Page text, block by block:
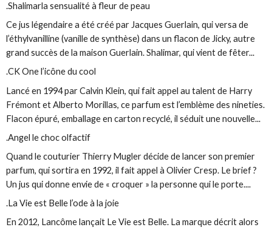
.Shalimarla sensualité à fleur de peau
Ce jus légendaire a été créé par Jacques Guerlain, qui versa de
l’éthylvanilline (vanille de synthèse) dans un flacon de Jicky, autre
grand succès de la maison Guerlain. Shalimar, qui vient de fêter...
.CK One l’icône du cool
Lancé en 1994 par Calvin Klein, qui fait appel au talent de Harry
Frémont et Alberto Morillas, ce parfum est l’emblème des nineties.
Flacon épuré, emballage en carton recyclé, il séduit une nouvelle...
.Angel le choc olfactif
Quand le couturier Thierry Mugler décide de lancer son premier
parfum, qui sortira en 1992, il fait appel à Olivier Cresp. Le brief ?
Un jus qui donne envie de « croquer » la personne qui le porte....
.La Vie est Belle l’ode à la joie
En 2012, Lancôme lançait Le Vie est Belle. La marque décrit alors